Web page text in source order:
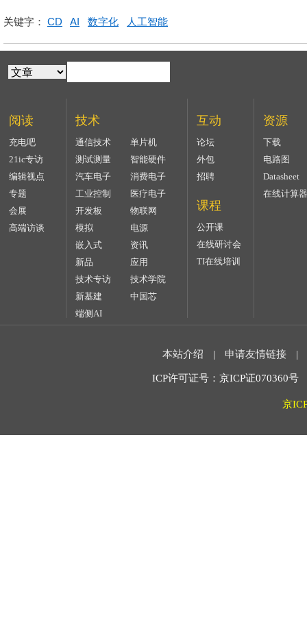
关键字： CD AI 数字化 人工智能
阅读
充电吧
21ic专访
编辑视点
专题
会展
高端访谈
技术
通信技术
单片机
测试测量
智能硬件
汽车电子
消费电子
工业控制
医疗电子
开发板
物联网
模拟
电源
嵌入式
资讯
新品
应用
技术专访
技术学院
新基建
中国芯
端侧AI
互动
论坛
外包
招聘
课程
公开课
在线研讨会
TI在线培训
资源
下载
电路图
Datasheet
在线计算器
本站介绍 | 申请友情链接 |
ICP许可证号：京ICP证070360
京